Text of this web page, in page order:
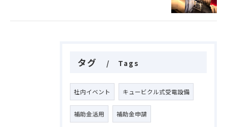
タグ Tags
社内イベント キュービクル式受電設備
補助金活用 補助金申請